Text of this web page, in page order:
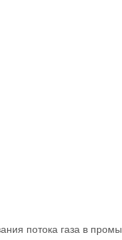
потока газа в